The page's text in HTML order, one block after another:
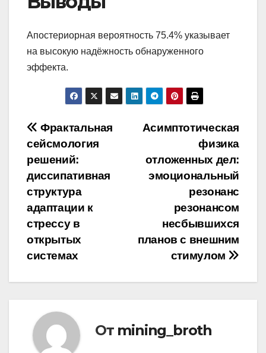
Апостериорная вероятность 75.4% указывает
на высокую надёжность обнаруженного
эффекта.
Навигация
по
записям
Асимптотическая
физика
отложенных дел:
эмоциональный
резонанс
резонансом
несбывшихся
планов с внешним
стимулом
Фрактальная
сейсмология
решений:
диссипативная
структура
адаптации к
стрессу в
открытых
системах
От mining_broth